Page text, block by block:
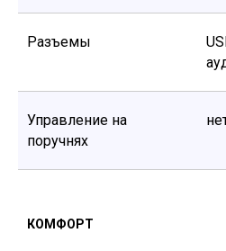
Разъемы
Управление на
поручнях
КОМФОРТ
© 2011-2026 GENAU ТОО «Sortex Techno». Все